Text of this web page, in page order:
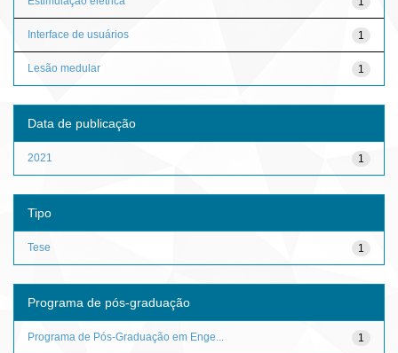
1
Interface de usuários
1
Lesão medular
Data de publicação
1
2021
Tipo
1
Tese
Programa de pós-graduação
1
Programa de Pós-Graduação em Enge...